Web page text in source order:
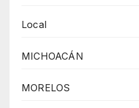
Local
MICHOACÁN
MORELOS